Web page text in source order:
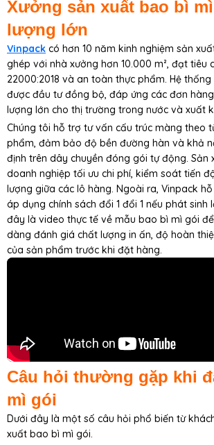
Xưởng sản xuất bao bì
lượng lớn
Vinpack có hơn 10 năm kinh nghiệm sản
ghép với nhà xưởng hơn 10.000 m², đạt tiêu
22000:2018 và an toàn thực phẩm. Hệ
được đầu tư đồng bộ, đáp ứng các đơn
lượng lớn cho thị trường trong nước và xuất
Chúng tôi hỗ trợ tư vấn cấu trúc màng theo
phẩm, đảm bảo độ bền đường hàn và khả
định trên dây chuyền đóng gói tự động. Sản
doanh nghiệp tối ưu chi phí, kiểm soát tiến
lượng giữa các lô hàng. Ngoài ra, Vinpack
áp dụng chính sách đổi 1 đổi 1 nếu phát sinh
đây là video thực tế về mẫu bao bì mì gói
dàng đánh giá chất lượng in ấn, độ hoàn
của sản phẩm trước khi đặt hàng.
Câu hỏi thường gặp khi
mì gói
Dưới đây là một số câu hỏi phổ biến từ
xuất bao bì mì gói.